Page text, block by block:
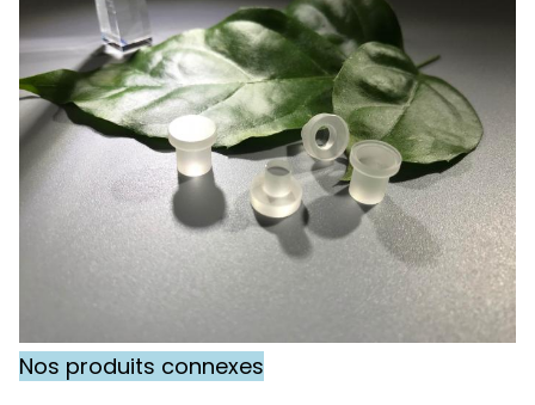
Nos produits connexes